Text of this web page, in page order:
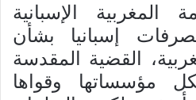
المغربية الإسبانية
إسبانيا بشأن
القضية المقدسة
مؤسساتها وقواها